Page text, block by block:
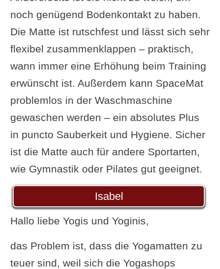
noch genügend Bodenkontakt zu haben.
Die Matte ist rutschfest und lässt sich sehr
flexibel zusammenklappen – praktisch,
wann immer eine Erhöhung beim Training
erwünscht ist. Außerdem kann SpaceMat
problemlos in der Waschmaschine
gewaschen werden – ein absolutes Plus
in puncto Sauberkeit und Hygiene. Sicher
ist die Matte auch für andere Sportarten,
wie Gymnastik oder Pilates gut geeignet.
Isabel
Hallo liebe Yogis und Yoginis,
das Problem ist, dass die Yogamatten zu
teuer sind, weil sich die Yogashops